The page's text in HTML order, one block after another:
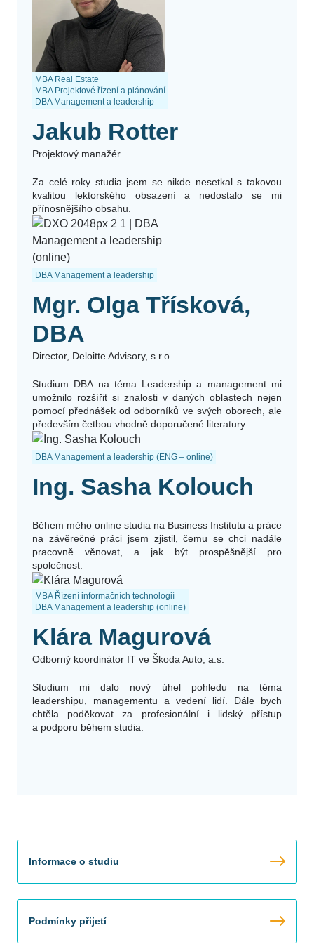
MBA Real Estate
MBA Projektové řízení a plánování
DBA Management a leadership
Jakub Rotter
Projektový manažér
Za celé roky studia jsem se nikde nesetkal s takovou
kvalitou lektorského obsazení a nedostalo se mi
přínosnějšího obsahu.
DBA Management a leadership
Mgr. Olga Třísková,
DBA
Director, Deloitte Advisory, s.r.o.
Studium DBA na téma Leadership a management mi
umožnilo rozšířit si znalosti v daných oblastech nejen
pomocí přednášek od odborníků ve svých oborech, ale
především četbou vhodně doporučené literatury.
DBA Management a leadership (ENG – online)
Ing. Sasha Kolouch
Během mého online studia na Business Institutu a práce
na závěrečné práci jsem zjistil, čemu se chci nadále
pracovně věnovat, a jak být prospěšnější pro
společnost.
MBA Řízení informačních technologií
DBA Management a leadership (online)
Klára Magurová
Odborný koordinátor IT ve Škoda Auto, a.s.
Studium mi dalo nový úhel pohledu na téma
leadershipu, managementu a vedení lidí. Dále bych
chtěla poděkovat za profesionální i lidský přístup
a podporu během studia.
Informace o studiu
Podmínky přijetí